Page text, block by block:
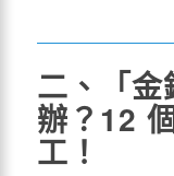
二、「
辦？12
工！